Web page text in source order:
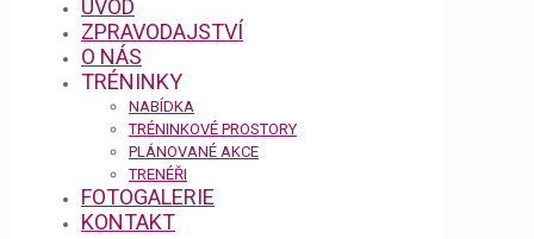
ÚVOD
ZPRAVODAJSTVÍ
O NÁS
TRÉNINKY
NABÍDKA
TRÉNINKOVÉ PROSTORY
PLÁNOVANÉ AKCE
TRENÉŘI
FOTOGALERIE
KONTAKT